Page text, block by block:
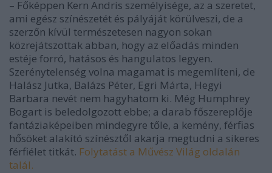
– Főképpen Kern Andris személyisége, az a szeretet,
ami egész színészetét és pályáját körülveszi, de a
szerzőn kívül természetesen nagyon sokan
közrejátszottak abban, hogy az előadás minden
estéje forró, hatásos és hangulatos legyen.
Szerénytelenség volna magamat is megemlíteni, de
Halász Jutka, Balázs Péter, Egri Márta, Hegyi
Barbara nevét nem hagyhatom ki. Még Humphrey
Bogart is beledolgozott ebbe; a darab főszereplője
fantáziaképeiben mindegyre tőle, a kemény, férfias
hősöket alakító színésztől akarja megtudni a sikeres
férfiélet titkát. Folytatást a Művész Világ oldalán
talál.